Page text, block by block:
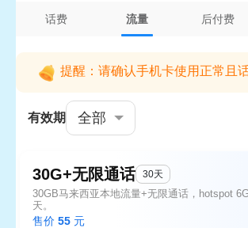
话费 流量 后付费
提醒：请确认手机卡使用正常且
有效期 全部
30G+无限通话 30天
30GB马来西亚本地流量+无限通话，hotspot
天。
售价 55 元